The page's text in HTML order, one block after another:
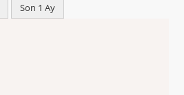
Son 1 Ay